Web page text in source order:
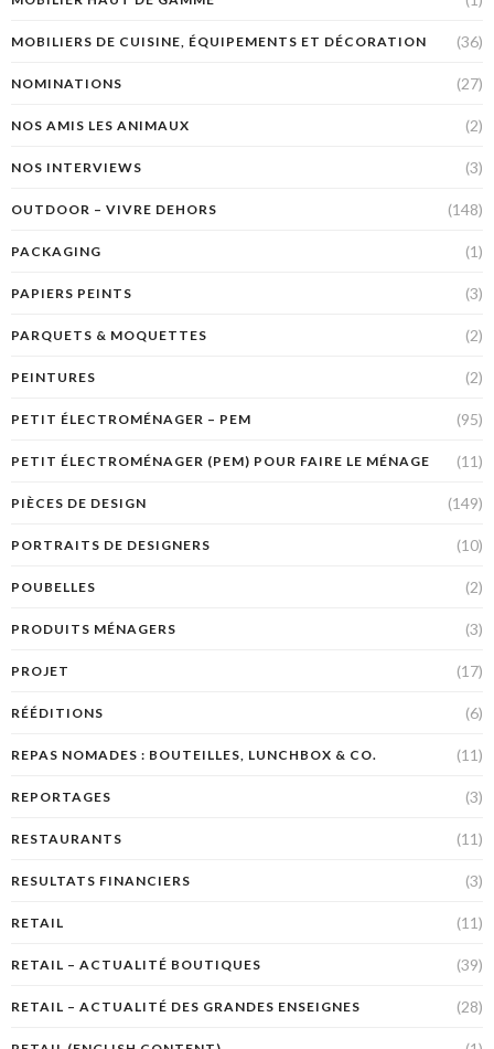
MOBILIERS DE CUISINE, ÉQUIPEMENTS ET DÉCORATION (36)
NOMINATIONS (27)
NOS AMIS LES ANIMAUX (2)
NOS INTERVIEWS (3)
OUTDOOR – VIVRE DEHORS (148)
PACKAGING (1)
PAPIERS PEINTS (3)
PARQUETS & MOQUETTES (2)
PEINTURES (2)
PETIT ÉLECTROMÉNAGER – PEM (95)
PETIT ÉLECTROMÉNAGER (PEM) POUR FAIRE LE MÉNAGE (11)
PIÈCES DE DESIGN (149)
PORTRAITS DE DESIGNERS (10)
POUBELLES (2)
PRODUITS MÉNAGERS (3)
PROJET (17)
RÉÉDITIONS (6)
REPAS NOMADES : BOUTEILLES, LUNCHBOX & CO. (11)
REPORTAGES (3)
RESTAURANTS (11)
RESULTATS FINANCIERS (3)
RETAIL (11)
RETAIL – ACTUALITÉ BOUTIQUES (39)
RETAIL – ACTUALITÉ DES GRANDES ENSEIGNES (28)